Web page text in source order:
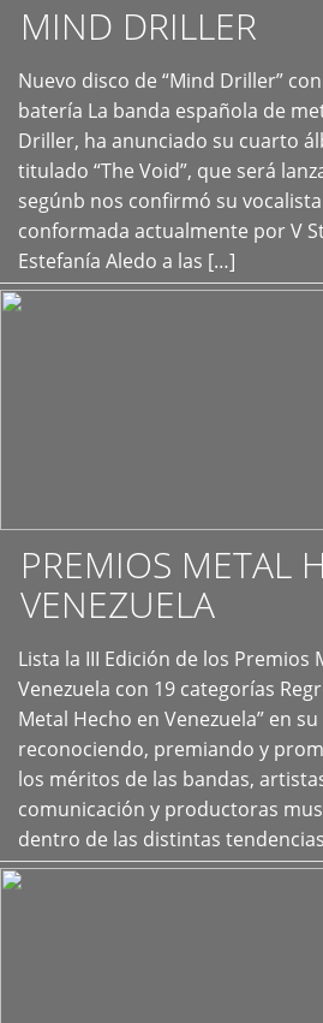
MIND DRILLER
Nuevo disco de “Mind Driller”
batería La banda española de
Driller, ha anunciado su cuarto
titulado “The Void”, que será
segúnb nos confirmó su
conformada actualmente por V
Estefanía Aledo a las […]
+
PREMIOS METAL
VENEZUELA
Lista la III Edición de los Premios
Venezuela con 19 categorías
Metal Hecho en Venezuela” en
reconociendo, premiando y
los méritos de las bandas,
comunicación y productoras
dentro de las distintas
+